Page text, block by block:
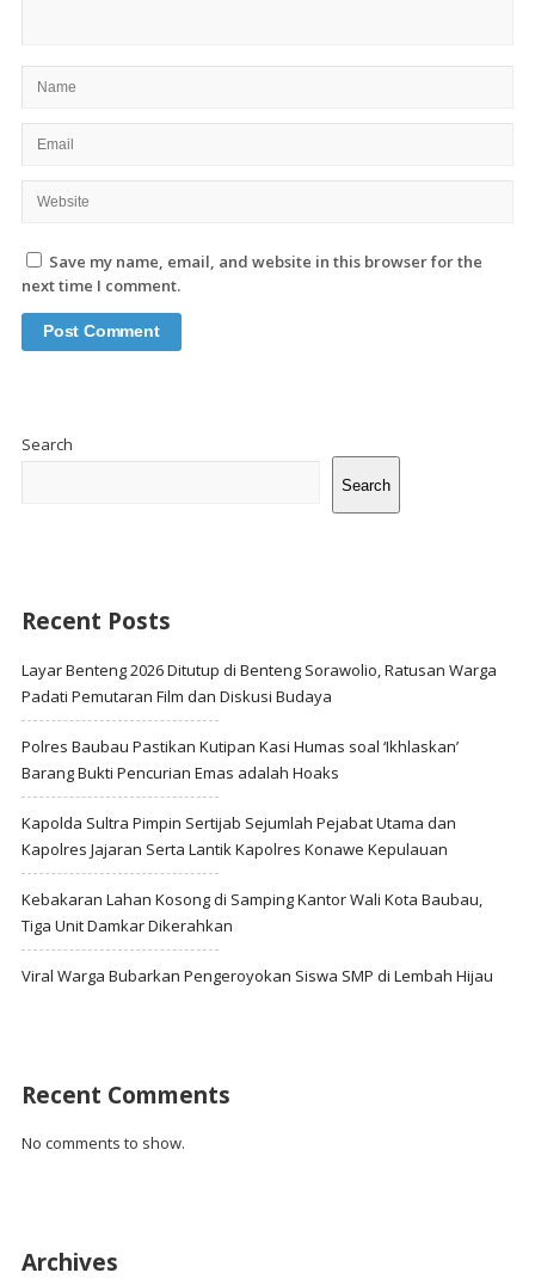
Save my name, email, and website in this browser for the
next time I comment.
Search
Search
Recent Posts
Layar Benteng 2026 Ditutup di Benteng Sorawolio, Ratusan Warga
Padati Pemutaran Film dan Diskusi Budaya
Polres Baubau Pastikan Kutipan Kasi Humas soal ‘Ikhlaskan’
Barang Bukti Pencurian Emas adalah Hoaks
Kapolda Sultra Pimpin Sertijab Sejumlah Pejabat Utama dan
Kapolres Jajaran Serta Lantik Kapolres Konawe Kepulauan
Kebakaran Lahan Kosong di Samping Kantor Wali Kota Baubau,
Tiga Unit Damkar Dikerahkan
Viral Warga Bubarkan Pengeroyokan Siswa SMP di Lembah Hijau
Recent Comments
No comments to show.
Archives